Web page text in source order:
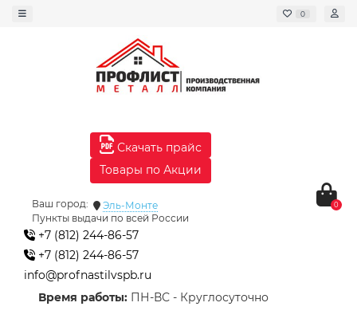
0
Скачать прайс
Товары по Акции
Ваш город:
Эль-Монте
Пункты выдачи по всей России
+7 (812) 244-86-57
+7 (812) 244-86-57
info@profnastilvspb.ru
Время работы: ПН-ВС - Круглосуточно
0